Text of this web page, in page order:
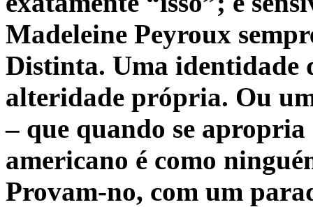
Madeleine Peyroux
Distinta. Uma identidade
alteridade própria. Ou
– que quando se
americano é como
Provam-no, com um